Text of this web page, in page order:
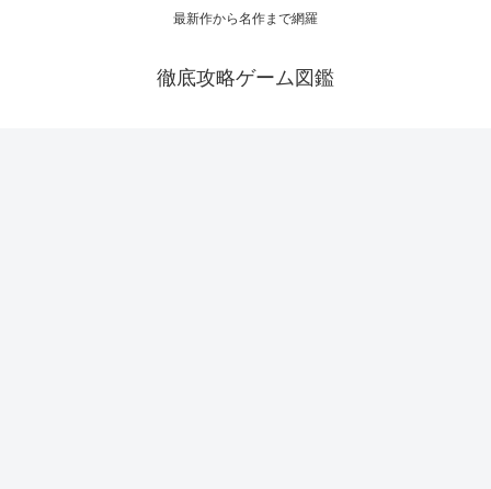
最新作から名作まで網羅
徹底攻略ゲーム図鑑